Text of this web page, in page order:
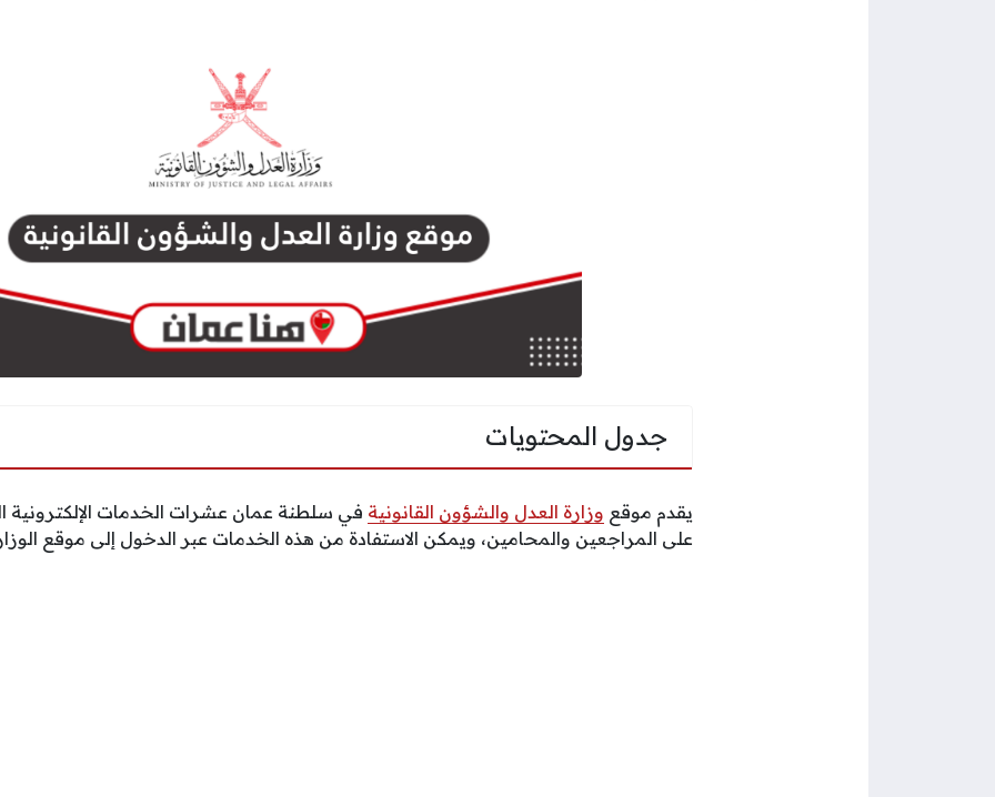
جدول المحتويات
يقدم موقع وزارة العدل والشؤون القانونية في سلطنة عمان عشرات الخدمات الإلكترونية
على المراجعين والمحامين، ويمكن الاستفادة من هذه الخدمات عبر الدخول إلى موقع